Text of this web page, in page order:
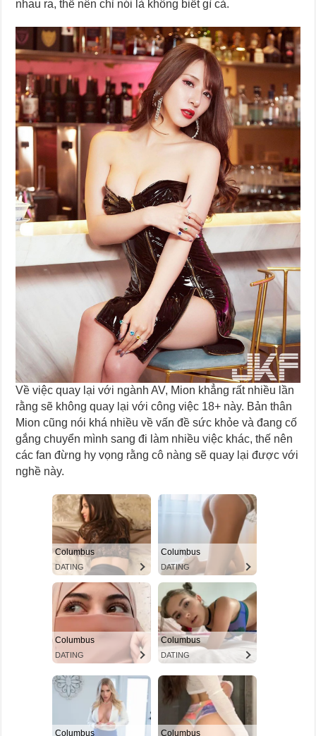
nhau ra, thế nên chỉ nói là không biết gì cả.
Về việc quay lại với ngành AV, Mion khẳng rất nhiều lần
rằng sẽ không quay lại với công việc 18+ này. Bản thân
Mion cũng nói khá nhiều về vấn đề sức khỏe và đang cố
gắng chuyển mình sang đi làm nhiều việc khác, thế nên
các fan đừng hy vọng rằng cô nàng sẽ quay lại được với
nghề này.